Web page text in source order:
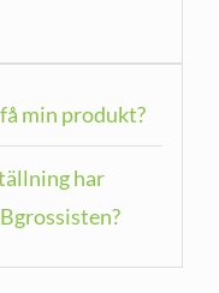
min produkt?
har